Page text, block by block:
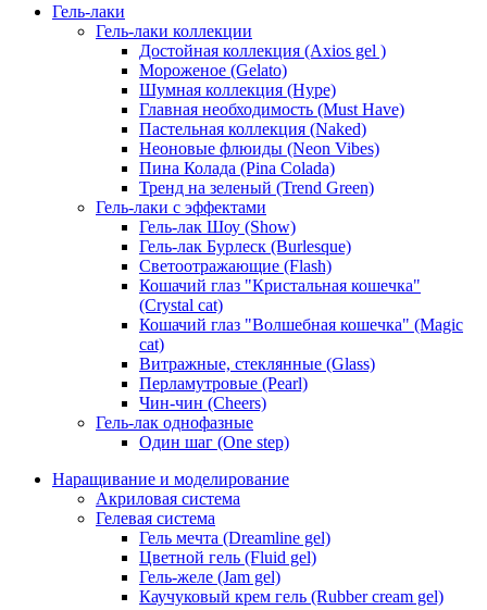
Гель-лаки
Гель-лаки коллекции
Достойная коллекция (Axios gel )
Мороженое (Gelato)
Шумная коллекция (Hype)
Главная необходимость (Must Have)
Пастельная коллекция (Naked)
Неоновые флюиды (Neon Vibes)
Пина Колада (Pina Colada)
Тренд на зеленый (Trend Green)
Гель-лаки с эффектами
Гель-лак Шоу (Show)
Гель-лак Бурлеск (Burlesque)
Светоотражающие (Flash)
Кошачий глаз "Кристальная кошечка"
(Crystal cat)
Кошачий глаз "Волшебная кошечка" (Magic
cat)
Витражные, стеклянные (Glass)
Перламутровые (Pearl)
Чин-чин (Cheers)
Гель-лак однофазные
Один шаг (One step)
Наращивание и моделирование
Акриловая система
Гелевая система
Гель мечта (Dreamline gel)
Цветной гель (Fluid gel)
Гель-желе (Jam gel)
Каучуковый крем гель (Rubber cream gel)